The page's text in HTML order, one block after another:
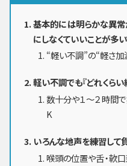
基本的には明らかな異常
にしなくていいことが多
“軽い不調”の“軽さ加
軽い不調でも『どれくらい
数十分や１～２時間
K
いろんな地声を練習して
喉頭の位置や舌・軟